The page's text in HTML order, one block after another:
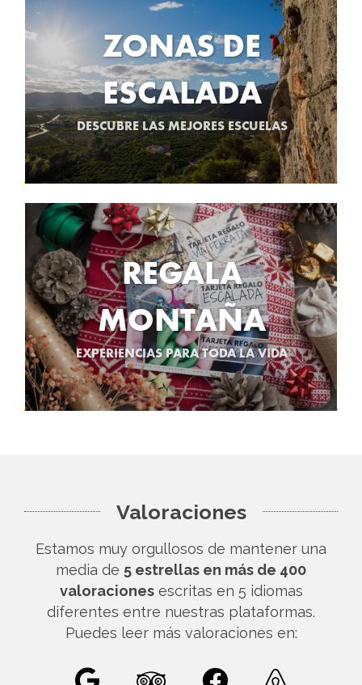
ZONAS DE
ESCALADA
DESCUBRE LAS MEJORES ESCUELAS
REGALA
MONTAÑA
EXPERIENCIAS PARA TODA LA VIDA
Valoraciones
Estamos muy orgullosos de mantener una
media de 5 estrellas en más de 400
valoracionesescritas en 5 idiomas
diferentes entre nuestras plataformas.
Puedes leer más valoraciones en: